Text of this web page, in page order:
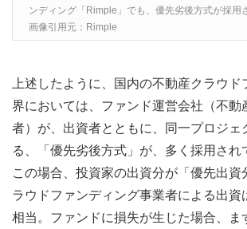
ンディング「Rimple」でも、優先劣後方式が採用
画像引用元：Rimple
上述したように、国内の不動産クラウ
界においては、ファンド運営会社（不動
者）が、出資者とともに、同一プロジェ
る、「優先劣後方式」が、多く採用され
この場合、投資家の出資分が「優先出資
ラウドファンディング事業者による出資
相当。ファンドに損失が生じた場合、ま